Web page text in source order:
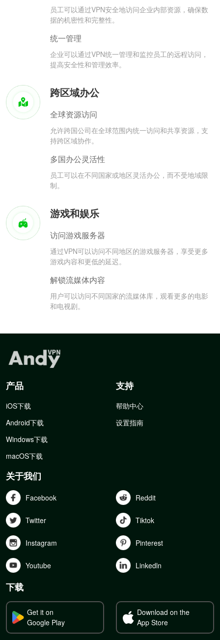
员工可以通过VPN安全地访问企业内部资源，确保数
据的机密性和完整性。
统一管理
企业可以通过VPN统一管理和监控员工的远程访问，
提高安全性和管理效率。
跨区域办公
全球资源访问
允许跨国公司在全球范围内统一访问和共享资源，支
持跨区域协作。
多国办公灵活性
员工可以在不同国家或地区灵活办公，而不受地域限
制。
游戏和娱乐
访问游戏服务器
通过VPN可以访问不同地区的游戏服务器，享受更多
游戏内容和更低的延迟。
解锁流媒体内容
用户可以访问不同国家的流媒体库，观看更多的电影
和电视剧。
产品
iOS下载
Android下载
Windows下载
macOS下载
支持
帮助中心
设置指南
关于我们
Facebook Reddit
Twitter Tiktok
Instagram Pinterest
Youtube Linkedln
下载
Get it on
Google Play
Download on the
App Store